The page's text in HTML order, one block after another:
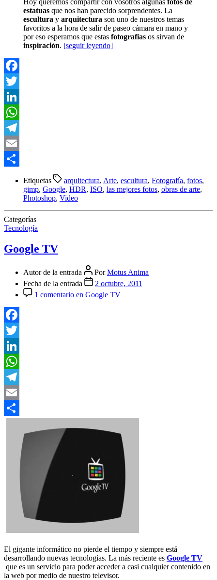
Hoy queremos compartir con vosotros algunas fotos de
estatuas que nos han parecido sorprendentes. La
escultura y arquitectura son uno de nuestros temas
favoritos a la hora de salir de paseo cámara en mano y
por eso esperamos que estas fotografías os sirvan de
inspiración. [seguir leyendo]
Facebook
Twitter
LinkedIn
WhatsApp
Telegram
Email
Etiquetas arquitectura, Arte, escultura, Fotografía, fotos,
gimp, Google, HDR, ISO, las mejores fotos, obras de arte,
Photoshop, Video
Categorías
Tecnología
Google TV
Autor de la entrada PorMotus Anima
Fecha de la entrada
2 octubre, 2011
1 comentario en Google TV
Facebook
Twitter
LinkedIn
WhatsApp
Telegram
Email
El gigante informático no pierde el tiempo y siempre está
desarrollando nuevas tecnologías. La más reciente es Google TV
que es un servicio para poder acceder a casi cualquier contenido en
la web por medio de nuestro televisor.